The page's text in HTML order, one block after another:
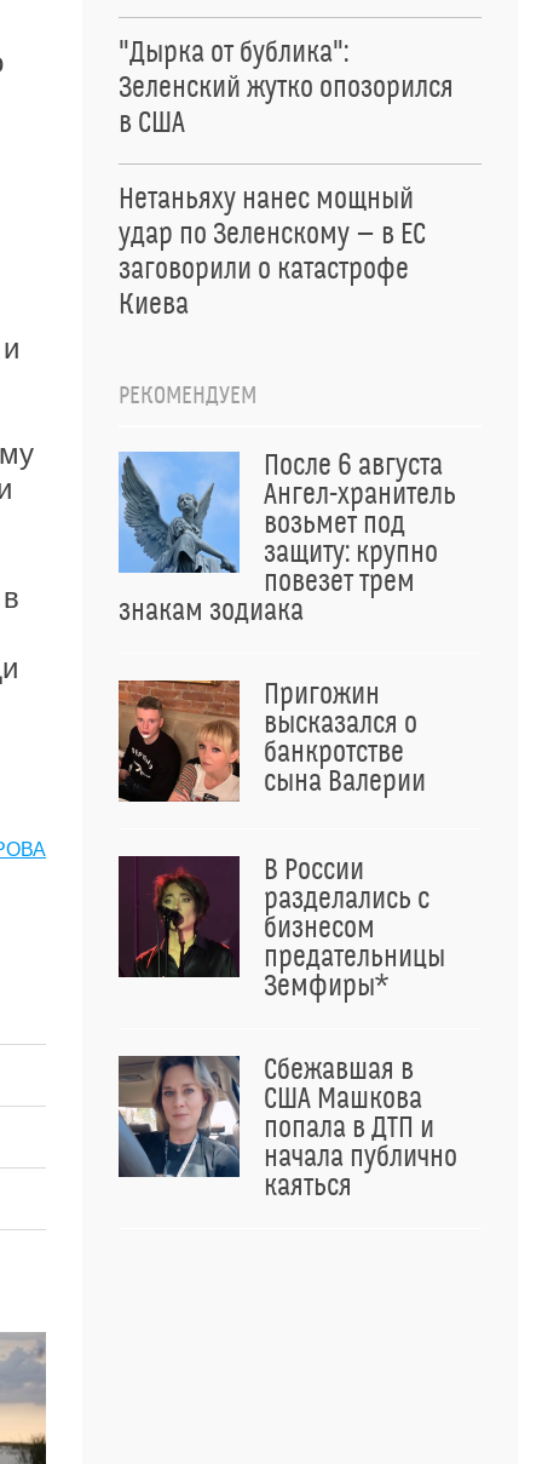
"Дырка от бублика":
Зеленский жутко опозорился
в США
Нетаньяху нанес мощный
удар по Зеленскому — в ЕС
заговорили о катастрофе
Киева
РЕКОМЕНДУЕМ
После 6 августа
Ангел-хранитель
возьмет под
защиту: крупно
повезет трем
знакам зодиака
Пригожин
высказался о
банкротстве
сына Валерии
В России
разделались с
бизнесом
предательницы
Земфиры*
Сбежавшая в
США Машкова
попала в ДТП и
начала публично
каяться